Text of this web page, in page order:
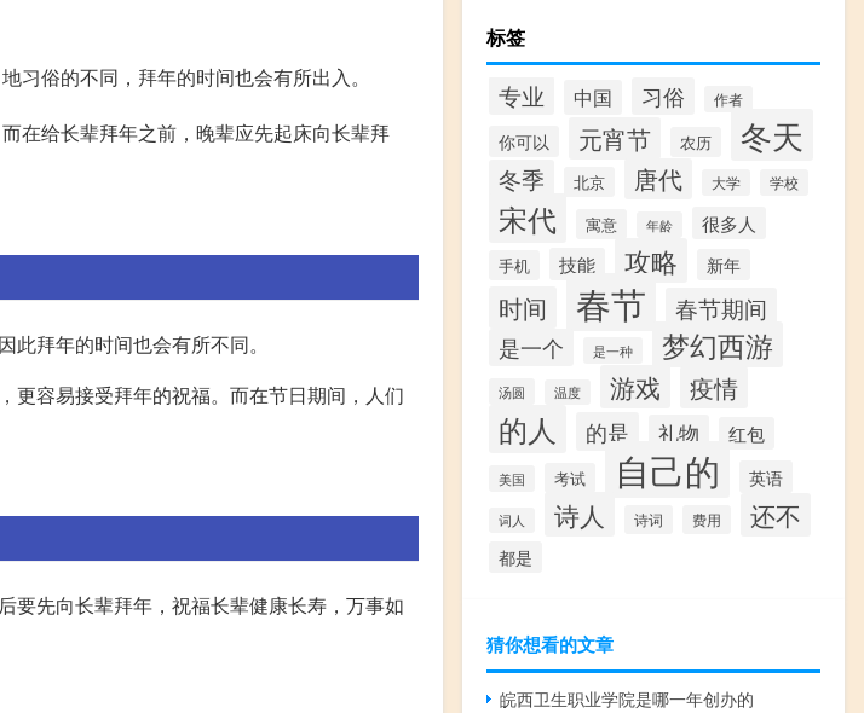
习俗的不同，拜年的时间也会有所出入。
在给长辈拜年之前，晚辈应先起床向长辈拜
拜年的时间也会有所不同。
更容易接受拜年的祝福。而在节日期间，人们
要先向长辈拜年，祝福长辈健康长寿，万事如
标签
专业 中国 习俗 作者
你可以 元宵节 农历 冬天
冬季 北京 唐代 大学 学校
宋代 寓意 年龄 很多人
手机 技能 攻略 新年
时间 春节 春节期间
是一个 是一种 梦幻西游
汤圆 温度 游戏 疫情
的人 的是 礼物 红包
美国 考试 自己的 英语
词人 诗人 诗词 费用 还不
都是
猜你想看的文章
皖西卫生职业学院是哪一年创办的